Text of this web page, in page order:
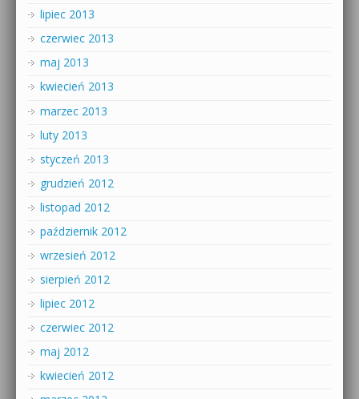
lipiec 2013
czerwiec 2013
maj 2013
kwiecień 2013
marzec 2013
luty 2013
styczeń 2013
grudzień 2012
listopad 2012
październik 2012
wrzesień 2012
sierpień 2012
lipiec 2012
czerwiec 2012
maj 2012
kwiecień 2012